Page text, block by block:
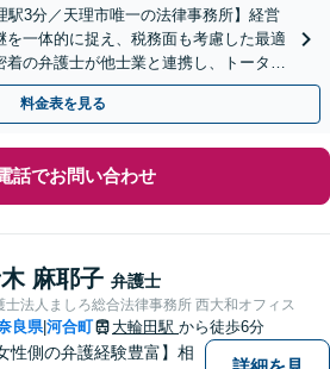
駅3分／天理市唯一の法律事務所】経営
一体的に捉え、税務面も考慮した最適
の弁護士が他士業と連携し、トータル
書士・不動産鑑定士など」
料金表を見る
話でお問い合わせ
麻耶子 弁護士
士法人ましろ総合法律事務所 西大和オフィス
良県|河合町 大輪田駅 から徒歩6分
性側の弁護経験豊富】相